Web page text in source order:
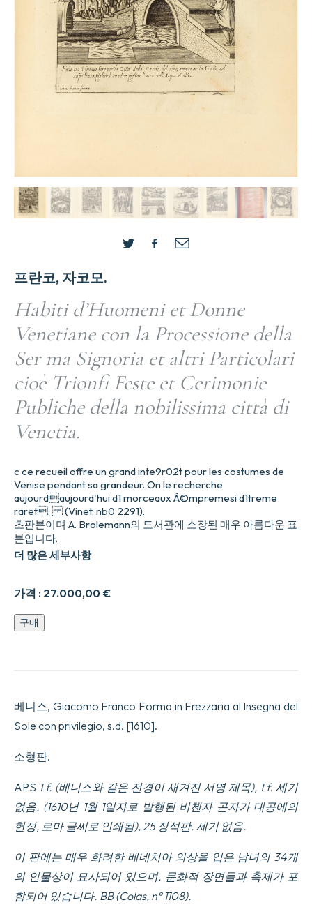
프란코, 자코모.
Habiti d’Huomeni et Donne
Venetiane con la Processione della
Ser ma Signoria et altri Particolari
cioè Trionfi Feste et Cerimonie
Publiche della nobilissima città di
Venetia.
가격 : 27.000,00 €
c ce recueil offre un grand inte9r02t pour les costumes de
Venise pendant sa grandeur. On le recherche
aujourdaujourd'hui d1 morceaux Ã©mpremesi d1treme
raret. (Vinet, nb0 2291).
초판본이며 A. Brolemann의 도서관에 소장된 매우 아름다운 표
본입니다.
더 많은 세부사항
Habiti
dHuomeni
Processione
della
Ser
Signoria
altri
Particolari
cioè
Trionfi
Feste
Cerimonie
Publiche
della
nobilissima
구매
베니스, Giacomo Franco Forma in Frezzaria al Insegna del
Sole con privilegio, s.d. [1610].
소형판.
APS 1 f. (베니스와 같은 전경이 새겨진 서명 제목), 1 f. 세기
없음. (1610년 1월 1일자로 발행된 비첸자 곤자가 대공에의
헌정, 로마 글씨로 인쇄됨), 25 장석판. 세기 없음.
이 판에는 매우 화려한 베네치아 의상을 입은 남녀의 34개
의 인물상이 묘사되어 있으며, 문화적 장면들과 축제가 포
함되어 있습니다. BB (Colas, n° 1108).